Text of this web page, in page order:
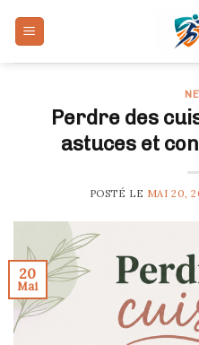
Perdre des
astuces et
POSTÉ LE MAI 20,
20
Mai